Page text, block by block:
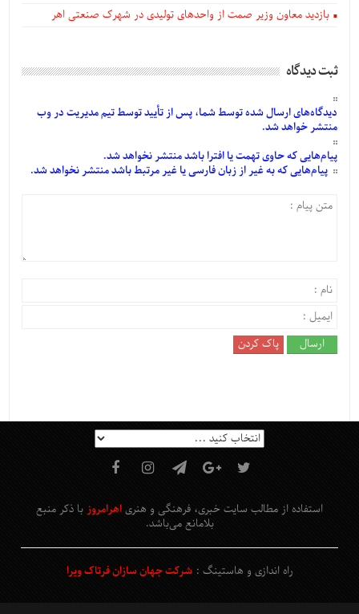
بازدید معاون وزیر صمت از واحدهای تولیدی در شهرک صنعتی اهر
ثبت دیدگاه
دیدگاه‌هایارسالشدهتوسط شما، پس ازتأییدتوسط تیم مدیریت در وب
منتشر خواهد شد.
پیام‌هاییکه حاوی تهمت یا افترا باشد منتشر نخواهد شد.
پیام‌هاییکه به غیر از زبان فارسی یا غیر مرتبط باشد منتشر نخواهد شد.
استفاده از مطالب سایت خبری، فرهنگی و هنری اهرامروز با ذکر منبع
بلامانع می‌باشد.
راه اندازی و هاستینگ :شرکت جهان سازان فرتاک ویرا